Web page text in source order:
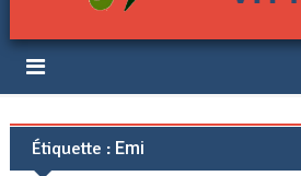
Collège Jules
Vittel
Étiquette : Emi